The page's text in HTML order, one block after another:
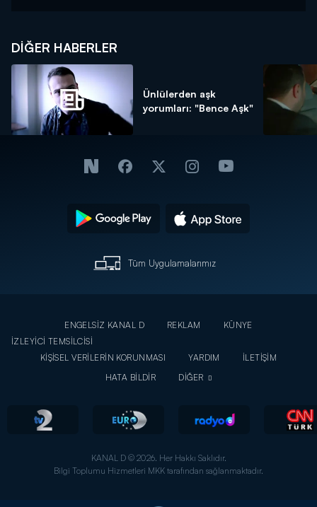
DIĞER HABERLER
Ünlülerden aşk
yorumları: "Bence Aşk"
Tüm Uygulamalarımız
ENGELSİZ KANAL D REKLAM
KÜNYE
İZLEYİCİ TEMSİLCİSİ
KİŞİSEL VERİLERİN KORUNMASI
YARDIM
İLETİŞİM
HATA BİLDİR
DİĞER
KANAL D © 2026. Her Hakkı Saklıdır.
Bilgi Toplumu Hizmetleri MKK tarafından sağlanmaktadır.